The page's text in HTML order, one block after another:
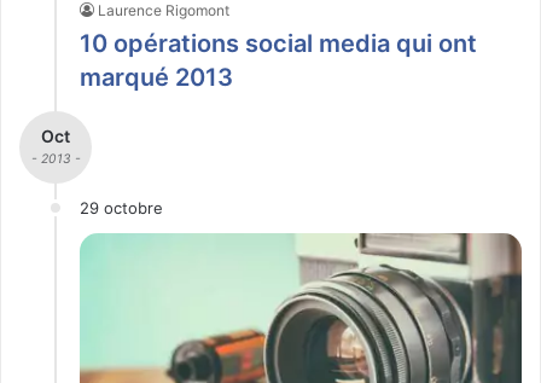
Laurence Rigomont
10 opérations social media qui ont
marqué 2013
Oct
- 2013 -
29 octobre